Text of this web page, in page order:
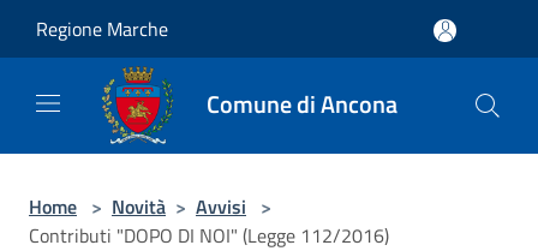
Regione Marche
Comune di Ancona
Home > Novità > Avvisi >
Contributi "DOPO DI NOI" (Legge 112/2016)